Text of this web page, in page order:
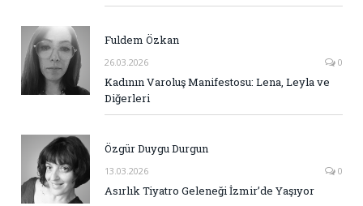
Fuldem Özkan
26.03.2026 0
Kadının Varoluş Manifestosu: Lena, Leyla ve
Diğerleri
Özgür Duygu Durgun
13.03.2026 0
Asırlık Tiyatro Geleneği İzmir’de Yaşıyor